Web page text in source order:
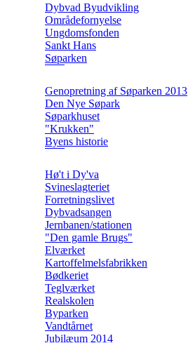
Dybvad Byudvikling
Områdefornyelse
Ungdomsfonden
Sankt Hans
Søparken
Genopretning af Søparken 2013
Den Nye Søpark
Søparkhuset
"Krukken"
Byens historie
Hø't i Dy'va
Svineslagteriet
Forretningslivet
Dybvadsangen
Jernbanen/stationen
"Den gamle Brugs"
Elværket
Kartoffelmelsfabrikken
Bødkeriet
Teglværket
Realskolen
Byparken
Vandtårnet
Jubilæum 2014